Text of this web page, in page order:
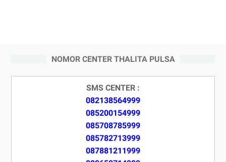
NOMOR CENTER THALITA PULSA
SMS CENTER :
082138564999
085200154999
085708785999
085782713999
087881211999